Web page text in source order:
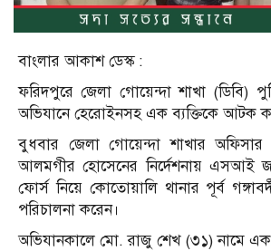
বাংলার আকাশ ডেস্ক :
ফরিদপুরে জেলা গোয়েন্দা শাখা (ডিবি)
অভিযানে হেরোইনসহ এক ব্যক্তিকে আটক
বুধবার জেলা গোয়েন্দা শাখার
আলমগীর হোসেনের নির্দেশনায় এসআই
ফোর্স নিয়ে কোতোয়ালি থানার পূর্ব
পরিচালনা করেন।
অভিযানকালে মো. রাজু শেখ (৩১) নামে